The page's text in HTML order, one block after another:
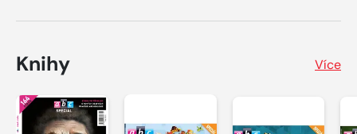
Knihy Více